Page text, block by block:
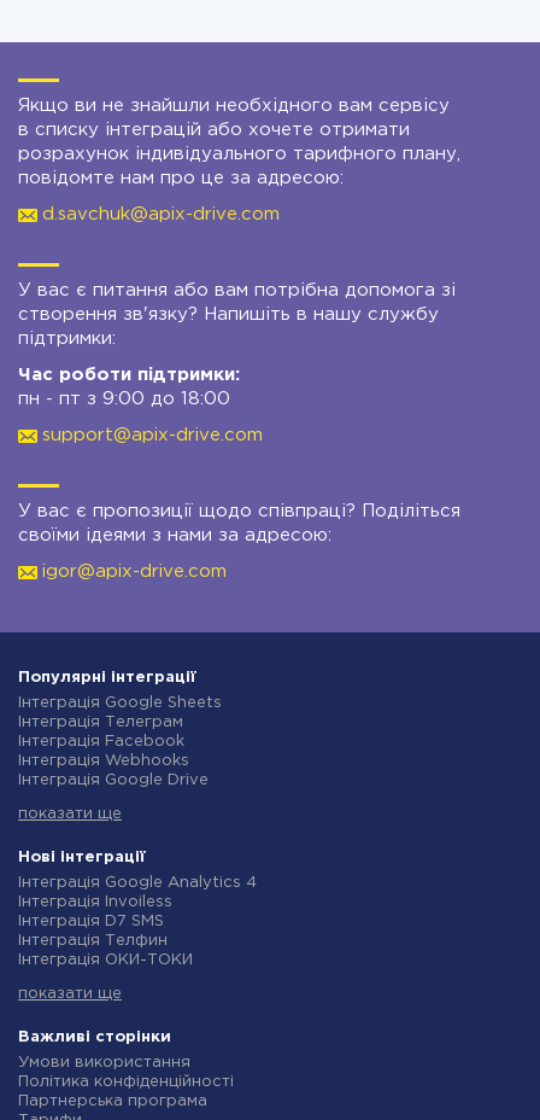
Якщо ви не знайшли необхідного вам сервісу
в списку інтеграцій або хочете отримати
розрахунок індивідуального тарифного плану,
повідомте нам про це за адресою:
d.savchuk@apix-drive.com
У вас є питання або вам потрібна допомога зі
створення зв'язку? Напишіть в нашу службу
підтримки:
Час роботи підтримки:
пн - пт з 9:00 до 18:00
support@apix-drive.com
У вас є пропозиції щодо співпраці? Поділіться
своїми ідеями з нами за адресою:
igor@apix-drive.com
Популярні інтеграції
Інтеграція Google Sheets
Інтеграція Телеграм
Інтеграція Facebook
Інтеграція Webhooks
Інтеграція Google Drive
Інтеграція Gmail
Інтеграція Rozetka
Інтеграція OpenAI (ChatGPT)
Інтеграція Binotel
Інтеграція Prom
Інтеграція Приват24
Інтеграція OLX
Інтеграція SendPulse
Інтеграція Stream Telecom
Інтеграція Google Analytics
Інтеграція Creatio
Інтеграція Ringostat
показати ще
Нові інтеграції
Інтеграція Google Analytics 4
Інтеграція Invoiless
Інтеграція D7 SMS
Інтеграція Телфин
Інтеграція ОКИ-ТОКИ
Інтеграція Microsoft Dynamics 365
Інтеграція TxtSync
Інтеграція Wire2Air
Інтеграція Corezoid
Інтеграція Infobip
Інтеграція Instasent
показати ще
Важливі сторінки
Умови використання
Політика конфіденційності
Партнерська програма